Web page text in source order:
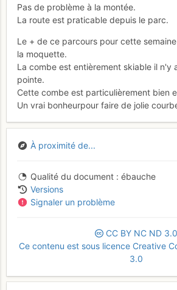
Pas de problème à la montée.
La route est praticable depuis le parc.
Le + de ce parcours pour cette
la moquette.
La combe est entièrement skiable il n'y
pointe.
Cette combe est particulièrement bien
Un vrai bonheurpour faire de jolie
À proximité de...
Qualité du document
ébauche
Versions
Signaler un problème
CC BY NC ND 3.0
Ce contenu est sous licence Creative
3.0